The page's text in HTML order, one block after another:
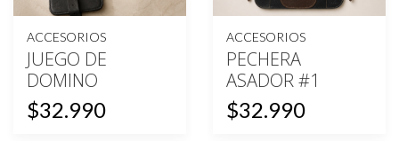
ACCESORIOS
JUEGO DE
DOMINO
$32.990
ACCESORIOS
PECHERA
ASADOR #1
$32.990